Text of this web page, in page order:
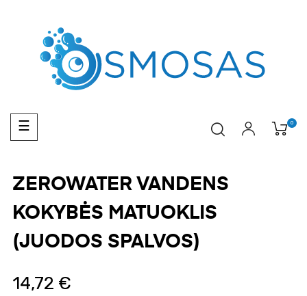
Toggle
navigation
☰ 0
ZEROWATER VANDENS
KOKYBĖS MATUOKLIS
(JUODOS SPALVOS)
14,72 €